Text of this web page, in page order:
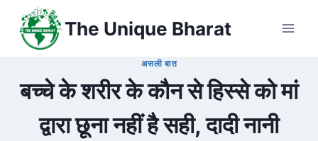
content
The Unique Bharat
असली बात
बच्चे के शरीर के कौन से हिस्से को मां
द्वारा छूना नहीं है सही, दादी नानी